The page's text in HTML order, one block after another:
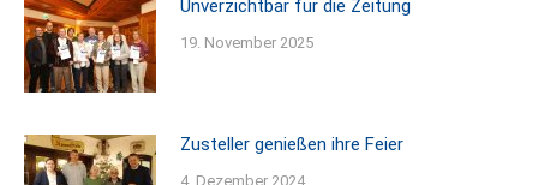
Unverzichtbar für die Zeitung
19. November 2025
Zusteller genießen ihre Feier
4. Dezember 2024